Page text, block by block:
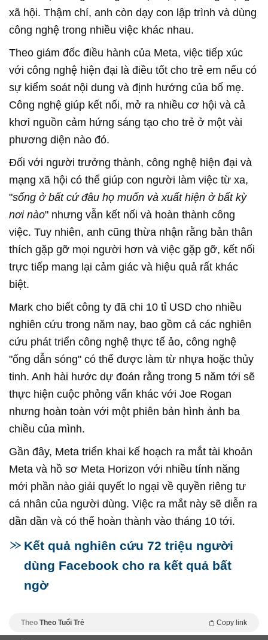
xã hội. Thậm chí, anh còn dạy con lập trình và dùng
công nghệ trong nhiều việc khác nhau.
Theo giám đốc điều hành của Meta, việc tiếp xúc
với công nghệ hiện đại là điều tốt cho trẻ em nếu có
sự kiểm soát nội dung và định hướng của bố mẹ.
Công nghệ giúp kết nối, mở ra nhiều cơ hội và cả
khơi nguồn cảm hứng sáng tạo cho trẻ ở một vài
phương diện nào đó.
Đối với người trưởng thành, công nghệ hiện đại và
mạng xã hội có thể giúp con người làm việc từ xa,
"sống ở bất cứ đâu họ muốn và xuất hiện ở bất kỳ
nơi nào" nhưng vẫn kết nối và hoàn thành công
việc. Tuy nhiên, anh cũng thừa nhận rằng bản thân
thích gặp gỡ mọi người hơn và việc gặp gỡ, kết nối
trực tiếp mang lại cảm giác và hiệu quả rất khác
biệt.
Mark cho biết công ty đã chi 10 tỉ USD cho nhiều
nghiên cứu trong năm nay, bao gồm cả các nghiên
cứu phát triển công nghệ thực tế ảo, công nghệ
"ống dẫn sóng" có thể được làm từ nhựa hoặc thủy
tinh. Anh hài hước dự đoán rằng trong 5 năm tới sẽ
thực hiện cuộc phỏng vấn khác với Joe Rogan
nhưng hoàn toàn với một phiên bản hình ảnh ba
chiều của mình.
Gần đây, Meta triển khai kế hoạch ra mắt tài khoản
Meta và hồ sơ Meta Horizon với nhiều tính năng
mới phần nào giải quyết lo ngại về quyền riêng tư
cá nhân của người dùng. Việc ra mắt này sẽ diễn ra
dần dần và có thể hoàn thành vào tháng 10 tới.
Kết quả nghiên cứu 72 triệu người
dùng Facebook cho ra kết quả bất
ngờ
Theo Theo Tuổi Trẻ Copy link